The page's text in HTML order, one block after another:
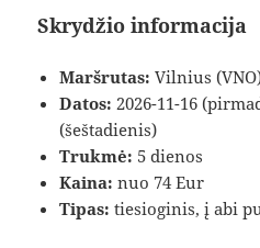
Skrydžio informacija
Maršrutas: Vilnius
Datos: 2026-11-16
(šeštadienis)
Trukmė: 5 dienos
Kaina: nuo 74 Eur
Tipas: tiesioginis, į abi